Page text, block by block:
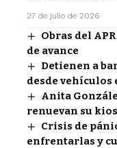
27 de julio de 2026
Obras del
de avance
Detienen a
desde vehículos
Anita
renuevan su
Crisis de
enfrentarlas y